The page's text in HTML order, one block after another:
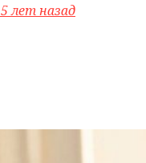
5 лет назад